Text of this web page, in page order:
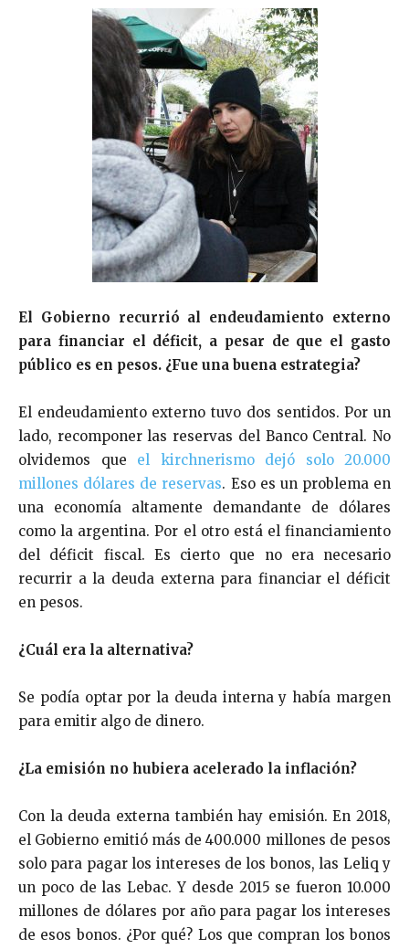
El Gobierno recurrió al endeudamiento externo
para financiar el déficit, a pesar de que el gasto
público es en pesos. ¿Fue una buena estrategia?
El endeudamiento externo tuvo dos sentidos. Por un
lado, recomponer las reservas del Banco Central. No
olvidemos que el kirchnerismo dejó solo 20.000
millones dólares de reservas. Eso es un problema en
una economía altamente demandante de dólares
como la argentina. Por el otro está el financiamiento
del déficit fiscal. Es cierto que no era necesario
recurrir a la deuda externa para financiar el déficit
en pesos.
¿Cuál era la alternativa?
Se podía optar por la deuda interna y había margen
para emitir algo de dinero.
¿La emisión no hubiera acelerado la inflación?
Con la deuda externa también hay emisión. En 2018,
el Gobierno emitió más de 400.000 millones de pesos
solo para pagar los intereses de los bonos, las Leliq y
un poco de las Lebac. Y desde 2015 se fueron 10.000
millones de dólares por año para pagar los intereses
de esos bonos. ¿Por qué? Los que compran los bonos